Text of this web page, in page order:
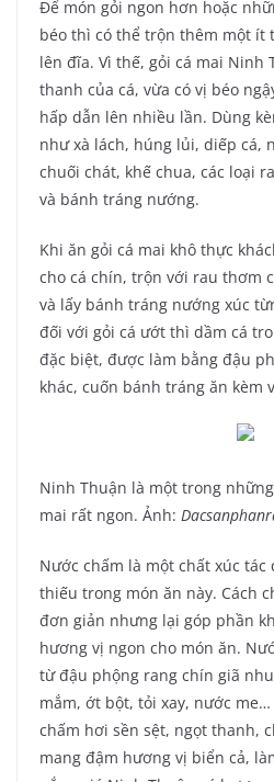
Để món gỏi ngon hơn hoặc
béo thì có thể trộn thêm một ít
lên đĩa. Vì thế, gỏi cá mai Ninh
thanh của cá, vừa có vị béo
hấp dẫn lên nhiều lần. Dùng
như xà lách, húng lủi, diếp cá,
chuối chát, khế chua, các loại
và bánh tráng nướng.
Khi ăn gỏi cá mai khô thực
cho cá chín, trộn với rau thơm
và lấy bánh tráng nướng xúc
đối với gỏi cá ướt thì dầm cá
đặc biệt, được làm bằng đậu
khác, cuốn bánh tráng ăn kèm
Ninh Thuận là một trong
mai rất ngon. Ảnh:
Nước chấm là một chất xúc
thiếu trong món ăn này. Cách
đơn giản nhưng lại góp phần
hương vị ngon cho món ăn.
từ đậu phộng rang chín giã
mắm, ớt bột, tỏi xay, nước
chấm hơi sền sệt, ngọt thanh,
mang đậm hương vị biển cả,